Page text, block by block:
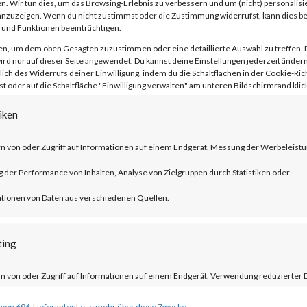
Wir tun dies, um das Browsing-Erlebnis zu verbessern und um (nicht)
Wenn du nicht zustimmst oder die Zustimmung widerrufst, kann dies
Funktionen beeinträchtigen.
um dem oben Gesagten zuzustimmen oder eine detaillierte Auswahl zu treffen.
nur auf dieser Seite angewendet. Du kannst deine Einstellungen jederzeit
des Widerrufs deiner Einwilligung, indem du die Schaltflächen in der Cookie-
oder auf die Schaltfläche "Einwilligung verwalten" am unteren Bildschirmrand
von oder Zugriff auf Informationen auf einem Endgerät, Messung der
der Performance von Inhalten, Analyse von Zielgruppen durch Statistiken oder
von Daten aus verschiedenen Quellen.
von oder Zugriff auf Informationen auf einem Endgerät, Verwendung reduzierter
has been assigned CVE-2023-1389.
score of 8.8 and is rated HIGH.
have reportedly started to exploit
Furthermore, proof-of-concept
and various reports have stated that
vulnerable TP-Link Archer AX21
to their Known Exploited
May 1st, 2023. As such, patches